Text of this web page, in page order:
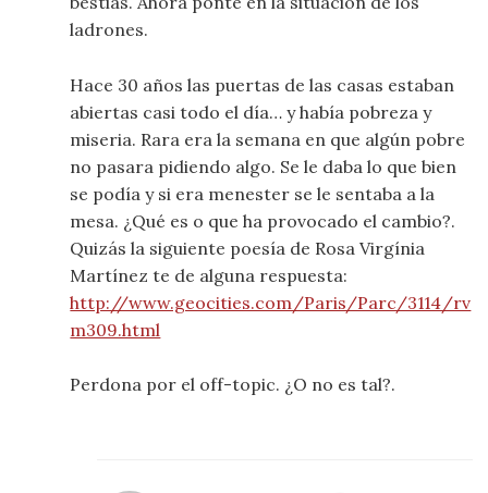
ladrones.
Hace 30 años las puertas de las casas estaban
abiertas casi todo el día… y había pobreza y
miseria. Rara era la semana en que algún pobre
no pasara pidiendo algo. Se le daba lo que bien
se podía y si era menester se le sentaba a la
mesa. ¿Qué es o que ha provocado el cambio?.
Quizás la siguiente poesía de Rosa Virgínia
Martínez te de alguna respuesta:
http://www.geocities.com/Paris/Parc/3114/rv
m309.html
Perdona por el off-topic. ¿O no es tal?.